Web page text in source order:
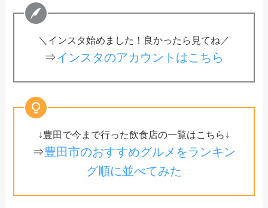
＼インスタ始めました！良かったら見てね／
⇒インスタのアカウントはこちら
↓豊田で今まで行った飲食店の一覧はこちら↓
⇒豊田市のおすすめグルメをランキン
グ順に並べてみた